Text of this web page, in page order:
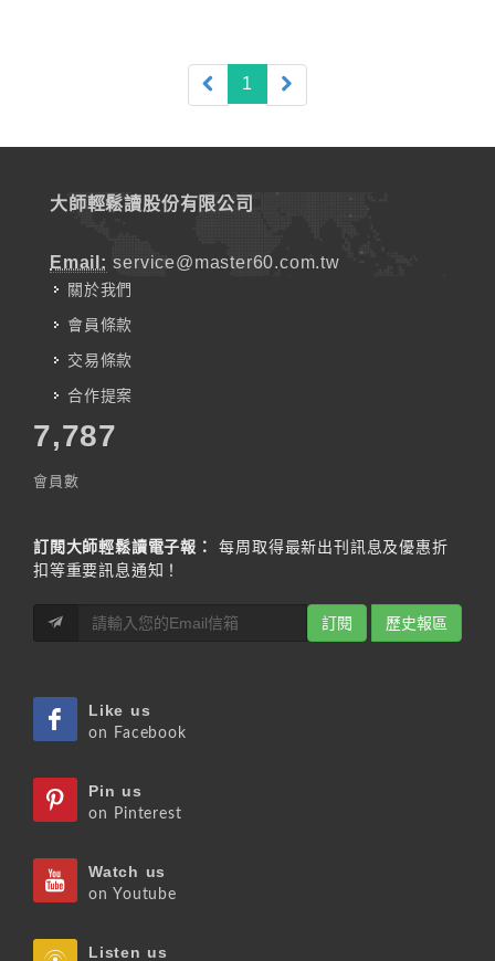
1 (current)
大師輕鬆讀股份有限公司
Email: service@master60.com.tw
關於我們
會員條款
交易條款
合作提案
7,787
會員數
訂閱大師輕鬆讀電子報：
每周取得最新出刊訊息及優惠折
扣等重要訊息通知！
訂閱 歷史報區
Like us
on Facebook
Pin us
on Pinterest
Watch us
on Youtube
Listen us